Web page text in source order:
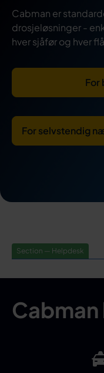
Cabman er
drosjeløsninger -
hver sjåfør og hver
For
For selvstendig
Section — Helpdesk